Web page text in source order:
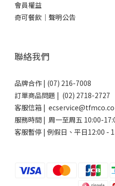
會員權益
奇可餐飲｜聲明公告
聯絡我們
品牌合作 | (07) 216-7008
訂單商品問題 | (02) 2718-2727
客服信箱 |
服務時間 | 周一至周五 10:00-
客服暫停 | 例假日、平日12:00 -